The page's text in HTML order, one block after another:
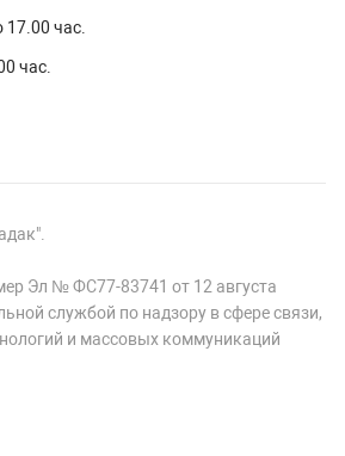
17.00 час.
час.
Эл № ФС77-83741 от 12 августа
службой по надзору в сфере связи,
и массовых коммуникаций